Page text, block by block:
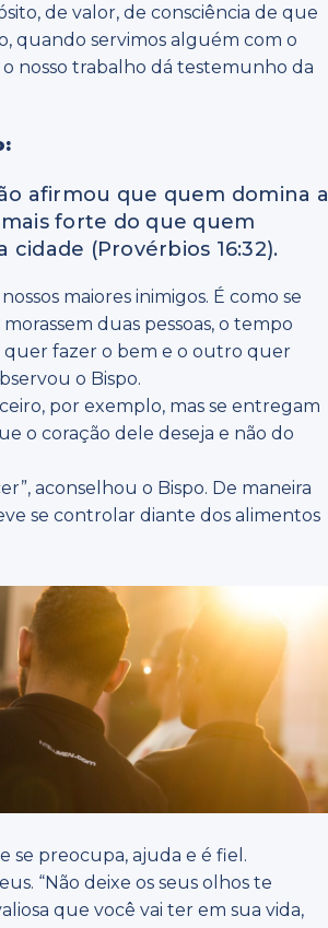
de valor, de consciência de que
quando servimos alguém com o
nosso trabalho dá testemunho da
afirmou que quem domina a
forte do que quem
cidade (Provérbios 16:32).
nossos maiores inimigos. É como se
duas pessoas, o tempo
quer fazer o bem e o outro quer
o Bispo.
por exemplo, mas se entregam
o coração dele deseja e não do
aconselhou o Bispo. De maneira
se controlar diante dos alimentos
se preocupa, ajuda e é fiel.
“Não deixe os seus olhos te
que você vai ter em sua vida,